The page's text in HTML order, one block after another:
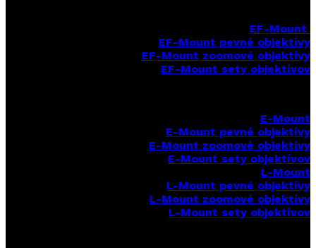
EF-Mount
EF-Mount pevné objektívy
EF-Mount zoomové objektívy
EF-Mount sety objektívov
E-Mount
E-Mount pevné objektívy
E-Mount zoomové objektívy
E-Mount sety objektívov
L-Mount
L-Mount pevné objektívy
L-Mount zoomové objektívy
L-Mount sety objektívov